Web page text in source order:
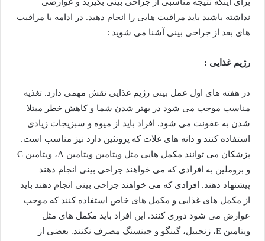
نداشته باشید باید مراقبت هایی را انجام دهید. در ادامه با مراقبت
های بعد از جراحی بینی آشنا می شوید :
رژیم غذایی :
در هفته های اول عمل بینی رژیم غذایی نقش مهمی دارد. تغذیه
مناسب موجب می شود در بهتر شدن شما و کاهش خطر مبتلا
شدن به عفونت می شود. افراد باید از میوه و سبزیجات زیادی
استفاده کنند و دانه های غلات که پروتئین دارد نیز مناسب است.
پزشکان می توانند مکمل هایی مثل ویتامین ویتامین A، ویتامین C
و بروملین به افرادی که می خواهند جراحی بینی انجام دهند
پیشنهاد دهند. افرادی که می خواهند جراحی بینی انجام دهند باید
از مکمل های غذایی و مکمل های خاص استفاده کنند که موجب
عوارض می شود دوری کنند. این افراد باید مکمل های مثل
ویتامین E، زنجبیل، گینگو و جینسنگ مصرف نکنند. بعضی از